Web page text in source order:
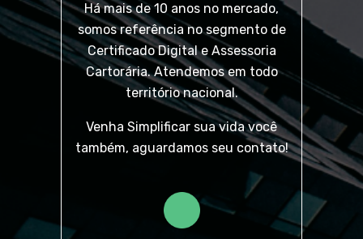
Há mais de 10 anos no mercado,
somos referência no segmento de
Certificado Digital e Assessoria
Cartorária. Atendemos em todo
território nacional.
Venha Simplificar sua vida você
também, aguardamos seu contato!